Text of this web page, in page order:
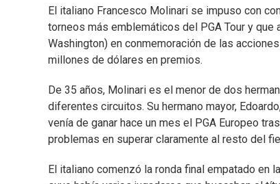
El italiano Francesco Molinari se impuso con
torneos más emblemáticos del PGA Tour y que
Washington) en conmemoración de las
millones de dólares en premios.
De 35 años, Molinari es el menor de dos
diferentes circuitos. Su hermano mayor,
venía de ganar hace un mes el PGA Europeo
problemas en superar claramente al resto del
El italiano comenzó la ronda final empatado en